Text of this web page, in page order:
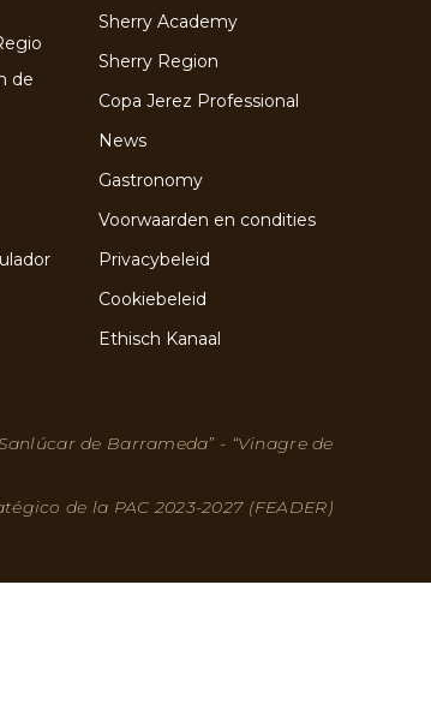
de
Sherry Academy
Sherry Region
Copa Jerez Professional
News
Gastronomy
Voorwaarden en condities
Privacybeleid
Cookiebeleid
Ethisch Kanaal
de Barrameda” - “Vinagre de
de la PAC 2023-2027 (FEADER)